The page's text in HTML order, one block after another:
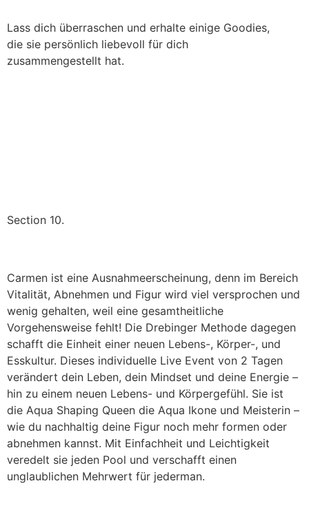
Lass dich überraschen und erhalte einige Goodies,
die sie persönlich liebevoll für dich
zusammengestellt hat.
Section 10.
Carmen ist eine Ausnahmeerscheinung, denn im Bereich
Vitalität, Abnehmen und Figur wird viel versprochen und
wenig gehalten, weil eine gesamtheitliche
Vorgehensweise fehlt! Die Drebinger Methode dagegen
schafft die Einheit einer neuen Lebens-, Körper-, und
Esskultur. Dieses individuelle Live Event von 2 Tagen
verändert dein Leben, dein Mindset und deine Energie –
hin zu einem neuen Lebens- und Körpergefühl. Sie ist
die Aqua Shaping Queen die Aqua Ikone und Meisterin –
wie du nachhaltig deine Figur noch mehr formen oder
abnehmen kannst. Mit Einfachheit und Leichtigkeit
veredelt sie jeden Pool und verschafft einen
unglaublichen Mehrwert für jederman.